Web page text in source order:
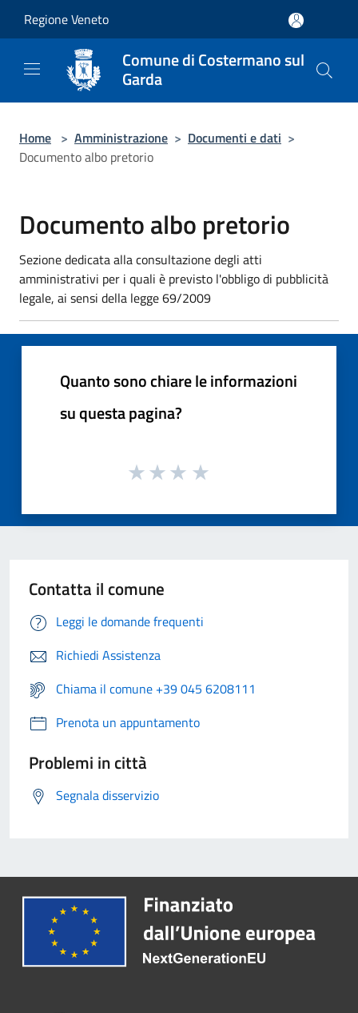
Regione Veneto
Comune di Costermano sul
Garda
Home > Amministrazione > Documenti e dati >
Documento albo pretorio
Documento albo pretorio
Sezione dedicata alla consultazione degli atti
amministrativi per i quali è previsto l'obbligo di pubblicità
legale, ai sensi della legge 69/2009
Quanto sono chiare le informazioni
su questa pagina?
Contatta il comune
Leggi le domande frequenti
Richiedi Assistenza
Chiama il comune +39 045 6208111
Prenota un appuntamento
Problemi in città
Segnala disservizio